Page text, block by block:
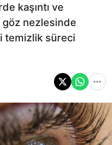
kaşıntı ve
göz nezlesinde
temizlik süreci